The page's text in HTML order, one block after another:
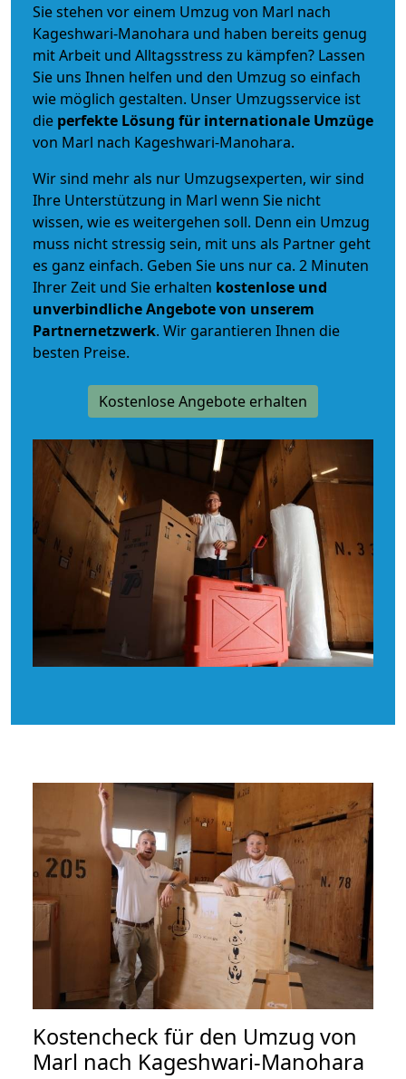
Sie stehen vor einem Umzug von Marl nach
Kageshwari-Manohara und haben bereits genug
mit Arbeit und Alltagsstress zu kämpfen? Lassen
Sie uns Ihnen helfen und den Umzug so einfach
wie möglich gestalten. Unser Umzugsservice ist
die perfekte Lösung für internationale Umzüge
von Marl nach Kageshwari-Manohara.
Wir sind mehr als nur Umzugsexperten, wir sind
Ihre Unterstützung in Marl wenn Sie nicht
wissen, wie es weitergehen soll. Denn ein Umzug
muss nicht stressig sein, mit uns als Partner geht
es ganz einfach. Geben Sie uns nur ca. 2 Minuten
Ihrer Zeit und Sie erhalten kostenlose und
unverbindlicheAngebote von unserem
Partnernetzwerk. Wir garantieren Ihnen die
besten Preise.
Kostenlose Angebote erhalten
Kostencheck für den Umzug von
Marl nach Kageshwari-Manohara